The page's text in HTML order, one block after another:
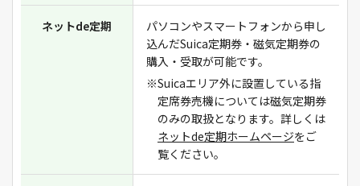
ネットde定期
パソコンやスマートフォンから申し
込んだSuica定期券・磁気定期券の
購入・受取が可能です。
※Suicaエリア外に設置している指
定席券売機については磁気定期券
のみの取扱となります。詳しくは
ネットde定期ホームページをご
覧ください。